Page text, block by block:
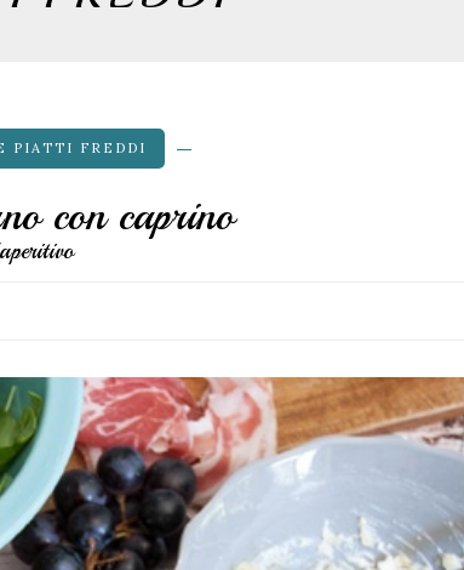
PIATTI FREDDI
con caprino